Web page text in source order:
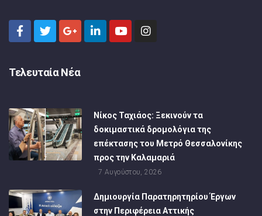
Τελευταία Νέα
Νίκος Ταχιάος: Ξεκινούν τα
δοκιμαστικά δρομολόγια της
επέκτασης του Μετρό Θεσσαλονίκης
προς την Καλαμαριά
7 Αυγούστου, 2026
Δημιουργία Παρατηρητηρίου Έργων
στην Περιφέρεια Αττικής